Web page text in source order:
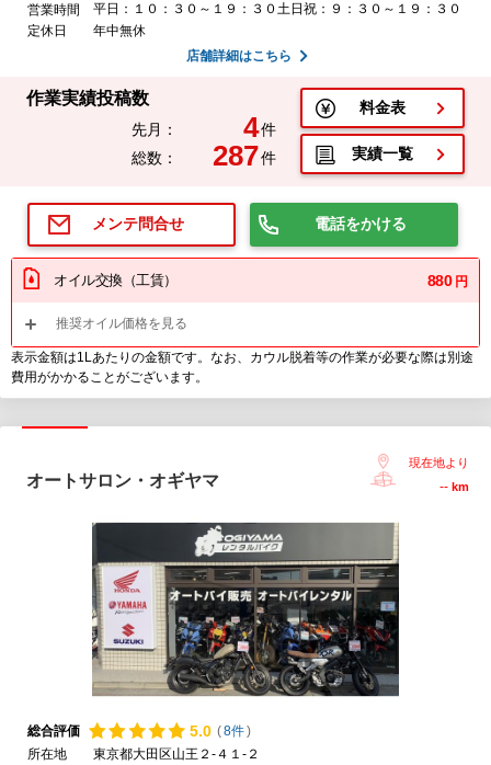
営業時間
平日：１０：３０～１９：３０土日祝：９：３０～１９：３０
定休日
年中無休
店舗詳細はこちら
作業実績投稿数
先月： 4件
総数：
287件
料金表
実績一覧
メンテ問合せ 電話をかける
オイル交換（工賃） 880 円
推奨オイル価格を見る
表示金額は1Lあたりの金額です。なお、カウル脱着等の作業が必要な際は別途
費用がかかることがございます。
オートサロン・オギヤマ
現在地より
-- km
総合評価 5.0 (8件)
所在地
東京都大田区山王２-４１-２